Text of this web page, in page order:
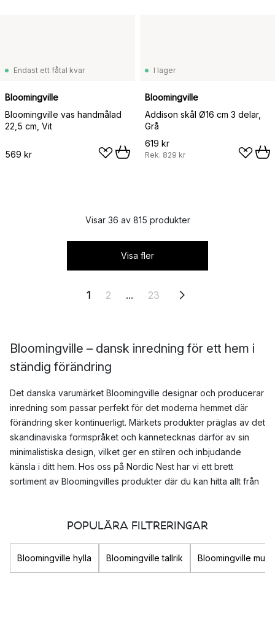
Endast ett fåtal kvar
Bloomingville
Bloomingville vas handmålad
22,5 cm, Vit
569 kr
I lager
Bloomingville
Addison skål Ø16 cm 3 delar,
Grå
619 kr
Rek. 829 kr
Visar 36 av 815 produkter
Visa fler
1 2 ... 23
Bloomingville – dansk inredning för ett hem i
ständig förändring
Det danska varumärket Bloomingville designar och producerar
inredning som passar perfekt för det moderna hemmet där
förändring sker kontinuerligt. Märkets produkter präglas av det
skandinaviska formspråket och kännetecknas därför av sin
minimalistiska design, vilket ger en stilren och inbjudande
känsla i ditt hem. Hos oss på Nordic Nest har vi ett brett
sortiment av Bloomingvilles produkter där du kan hitta allt från
Historien bakom Bloomingville
Bloomingville grundades av Betina Stampe år 2000 och har
POPULÄRA FILTRERINGAR
Bloomingville hylla Bloomingville tallrik Bloomingville